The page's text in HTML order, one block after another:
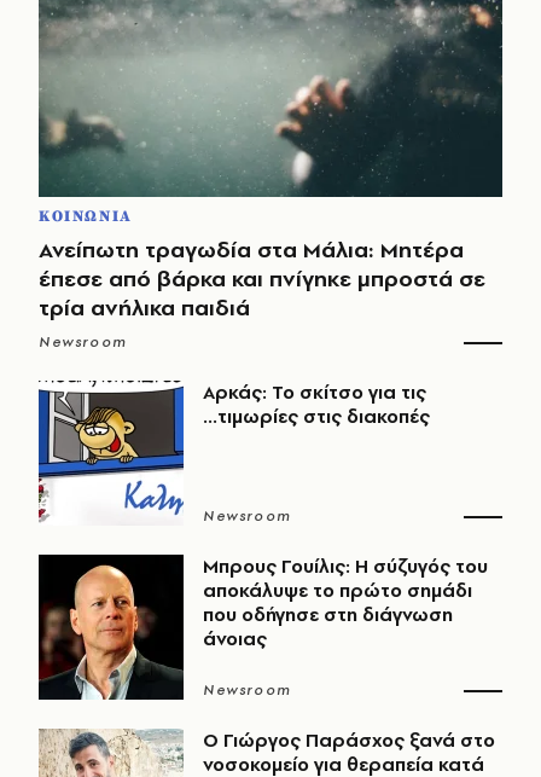
ΚΟΙΝΩΝΙΑ
Ανείπωτη τραγωδία στα Μάλια: Μητέρα
έπεσε από βάρκα και πνίγηκε μπροστά σε
τρία ανήλικα παιδιά
Newsroom
Αρκάς: Το σκίτσο για τις
...τιμωρίες στις διακοπές
Newsroom
Μπρους Γουίλις: Η σύζυγός του
αποκάλυψε το πρώτο σημάδι
που οδήγησε στη διάγνωση
άνοιας
Newsroom
O Γιώργος Παράσχος ξανά στο
νοσοκομείο για θεραπεία κατά